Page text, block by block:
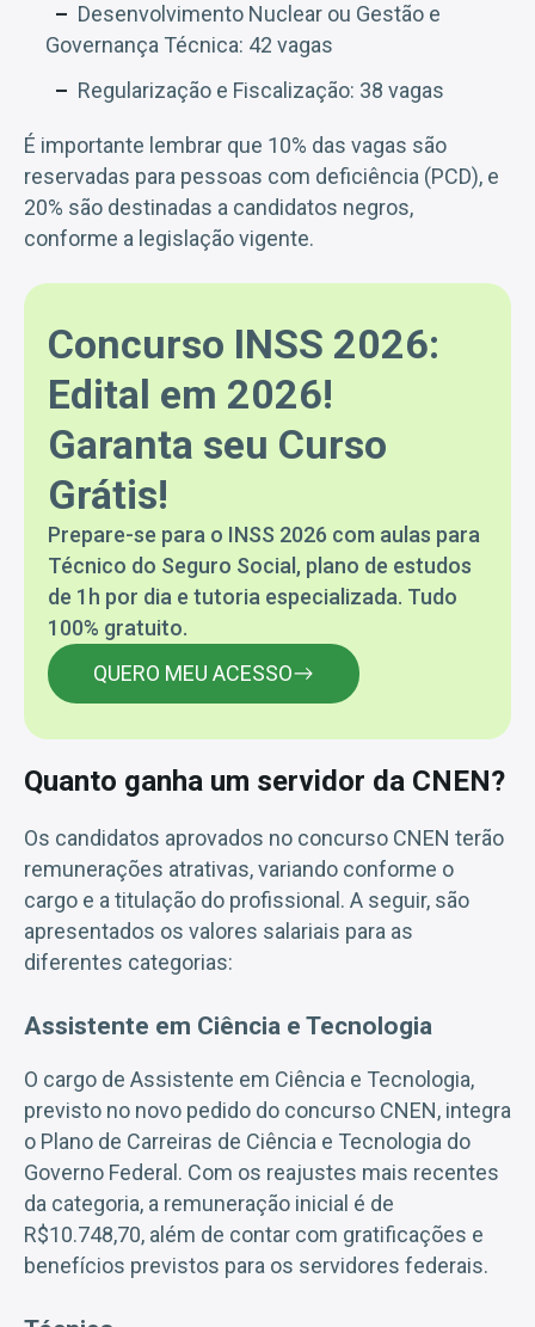
Desenvolvimento Nuclear ou Gestão e
Governança Técnica: 42 vagas
Regularização e Fiscalização: 38 vagas
É importante lembrar que 10% das vagas são
reservadas para pessoas com deficiência (PCD), e
20% são destinadas a candidatos negros,
conforme a legislação vigente.
Concurso INSS 2026:
Edital em 2026!
Garanta seu Curso
Grátis!
Prepare-se para o INSS 2026 com aulas para
Técnico do Seguro Social, plano de estudos
de 1h por dia e tutoria especializada. Tudo
100% gratuito.
QUERO MEU ACESSO
Quanto ganha um servidor da CNEN?
Os candidatos aprovados no concurso CNEN terão
remunerações atrativas, variando conforme o
cargo e a titulação do profissional. A seguir, são
apresentados os valores salariais para as
diferentes categorias:
Assistente em Ciência e Tecnologia
O cargo de Assistente em Ciência e Tecnologia,
previsto no novo pedido do concurso CNEN, integra
o Plano de Carreiras de Ciência e Tecnologia do
Governo Federal. Com os reajustes mais recentes
da categoria, a remuneração inicial é de
R$10.748,70, além de contar com gratificações e
benefícios previstos para os servidores federais.